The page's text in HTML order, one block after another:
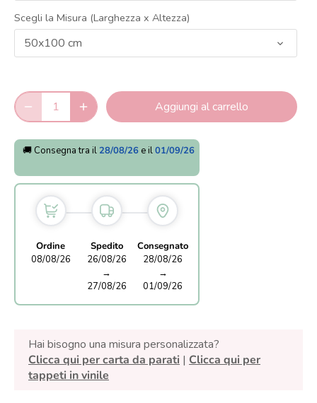
Scegli la Misura (Larghezza x Altezza)
50x100 cm
Aggiungi al carrello
🚚 Consegna tra il 28/08/26 e il01/09/26
Ordine
08/08/26
Spedito
26/08/26
→
27/08/26
Consegnato
28/08/26
→
01/09/26
Hai bisogno una misura personalizzata?
Clicca qui per carta da parati | Clicca qui per
tappeti in vinile